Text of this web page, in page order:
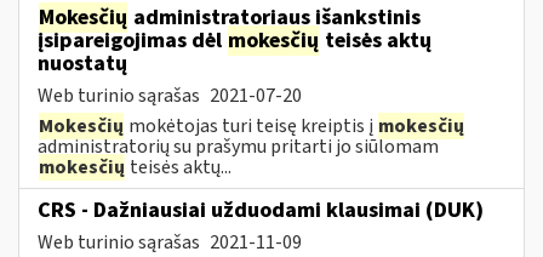
Mokesčių administratoriaus išankstinis
įsipareigojimas dėl mokesčių teisės aktų
nuostatų
Web turinio sąrašas 2021-07-20
Mokesčių mokėtojas turi teisę kreiptis į mokesčių
administratorių su prašymu pritarti jo siūlomam
mokesčių teisės aktų...
CRS - Dažniausiai užduodami klausimai (DUK)
Web turinio sąrašas 2021-11-09